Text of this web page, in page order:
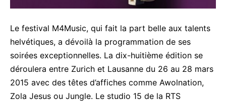
Le festival M4Music, qui fait la part belle aux talents
helvétiques, a dévoilà la programmation de ses
soirées exceptionnelles. La dix-huitième édition se
déroulera entre Zurich et Lausanne du 26 au 28 mars
2015 avec des têtes d’affiches comme Awolnation,
Zola Jesus ou Jungle. Le studio 15 de la RTS